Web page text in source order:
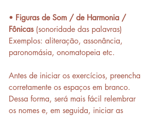
• Figuras de Som / de Harmonia /
Fônicas (sonoridade das palavras)
Exemplos: aliteração, assonância,
paronomásia, onomatopeia etc.
Antes de iniciar os exercícios, preencha
corretamente os espaços em branco.
Dessa forma, será mais fácil relembrar
os nomes e, em seguida, iniciar as